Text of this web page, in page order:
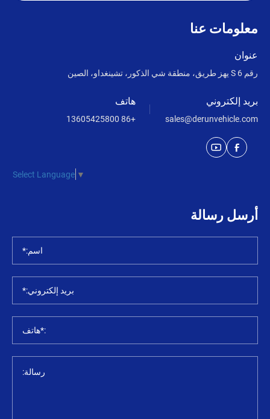
معلومات عنا
عنوان
رقم 6 S يهز طريق، منطقة شي الذكور، تشينغداو، الصين
هاتف
+86 13605425800
بريد إلكتروني
sales@derunvehicle.com
Select Language ▼
أرسل رسالة
اسم:*
بريد إلكتروني:*
:*هاتف
رسالة: